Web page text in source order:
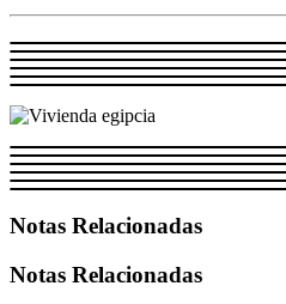
Notas Relacionadas
Notas Relacionadas